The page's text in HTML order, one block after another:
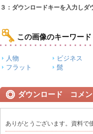
３：ダウンロードキーを入力しダ
この画像のキーワード
人物 ビジネス
フラット
髭
ダウンロード コメン
ありがとうございます。資料で